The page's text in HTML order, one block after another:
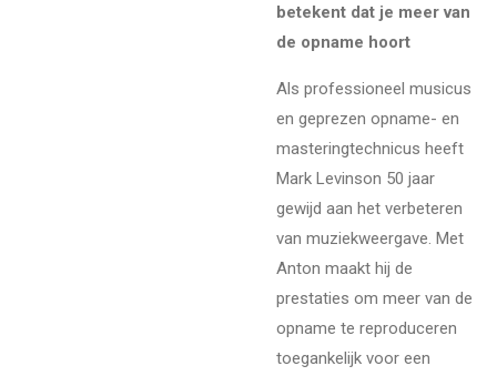
betekent dat je meer van
de opname hoort
Als professioneel musicus
en geprezen opname- en
masteringtechnicus heeft
Mark Levinson 50 jaar
gewijd aan het verbeteren
van muziekweergave. Met
Anton maakt hij de
prestaties om meer van de
opname te reproduceren
toegankelijk voor een